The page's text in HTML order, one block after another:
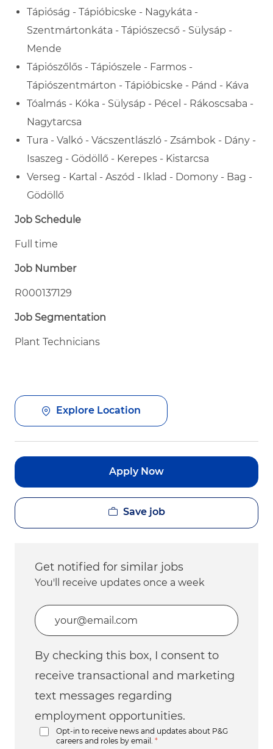
Tápióság - Tápióbicske - Nagykáta -
Szentmártonkáta - Tápiószecső - Sülysáp -
Mende
Tápiószőlős - Tápiószele - Farmos -
Tápiószentmárton - Tápióbicske - Pánd - Káva
Tóalmás - Kóka - Sülysáp - Pécel - Rákoscsaba -
Nagytarcsa
Tura - Valkó - Vácszentlászló - Zsámbok - Dány -
Isaszeg - Gödöllő - Kerepes - Kistarcsa
Verseg - Kartal - Aszód - Iklad - Domony - Bag -
Gödöllő
Job Schedule
Full time
Job Number
R000137129
Job Segmentation
Plant Technicians
Explore Location
Apply Now
Save job
Get notified for similar jobs
You'll receive updates once a week
Enter Email address (Required)
By checking this box, I consent to
receive transactional and marketing
text messages regarding
employment opportunities.
Opt-in to receive news and updates about P&G
careers and roles by email.
*